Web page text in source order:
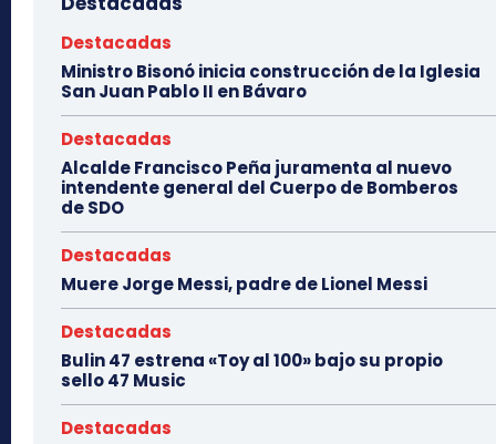
Destacadas
Ministro Bisonó inicia construcción de la Iglesia
San Juan Pablo II en Bávaro
Destacadas
Alcalde Francisco Peña juramenta al nuevo
intendente general del Cuerpo de Bomberos
de SDO
Destacadas
Muere Jorge Messi, padre de Lionel Messi
Destacadas
Bulin 47 estrena «Toy al 100» bajo su propio
sello 47 Music
Destacadas